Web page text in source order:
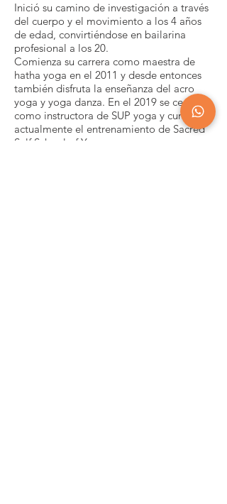
Inició su camino de investigación a través
del cuerpo y el movimiento a los 4 años
de edad, convirtiéndose en bailarina
profesional a los 20.
Comienza su carrera como maestra de
hatha yoga en el 2011 y desde entonces
también disfruta la enseñanza del acro
yoga y yoga danza. En el 2019 se certifica
como instructora de SUP yoga y cursa
actualmente el entrenamiento de Sacred
Self School of Yoga.